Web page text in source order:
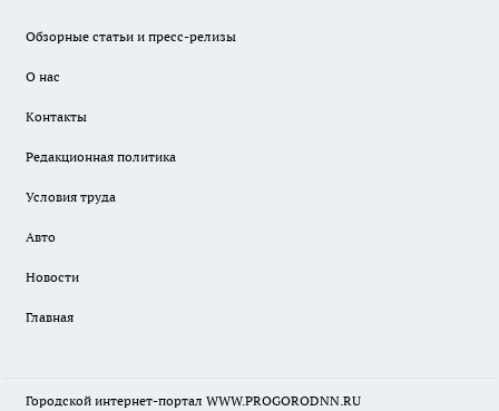
Обзорные статьи и пресс-релизы
О нас
Контакты
Редакционная политика
Условия труда
Авто
Новости
Главная
Городской интернет-портал WWW.PROGORODNN.RU